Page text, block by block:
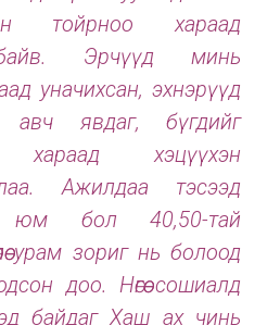
тойрноо хараад
байв. Эрчүүд минь
уначихсан, эхнэрүүд
явдаг, бүгдийг
хараад хэцүүхэн
Ажилдаа тэсээд
юм бол 40,50-тай
урам зориг нь болоод
доо. Нөгөө сошиалд
байдаг Хаш ах чинь